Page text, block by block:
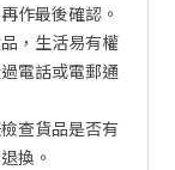
作最後確認。
，生活易有權
電話或電郵通
查貨品是否有
換。